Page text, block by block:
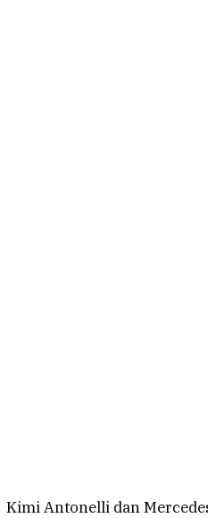
Kimi Antonelli dan